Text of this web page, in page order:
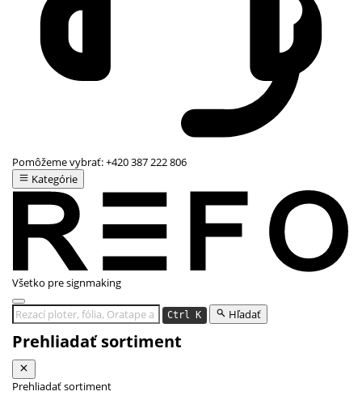
Pomôžeme vybrať:+420 387 222 806
Kategórie
Všetko pre signmaking
Ctrl K Hľadať
Prehliadať sortiment
Prehliadať sortiment